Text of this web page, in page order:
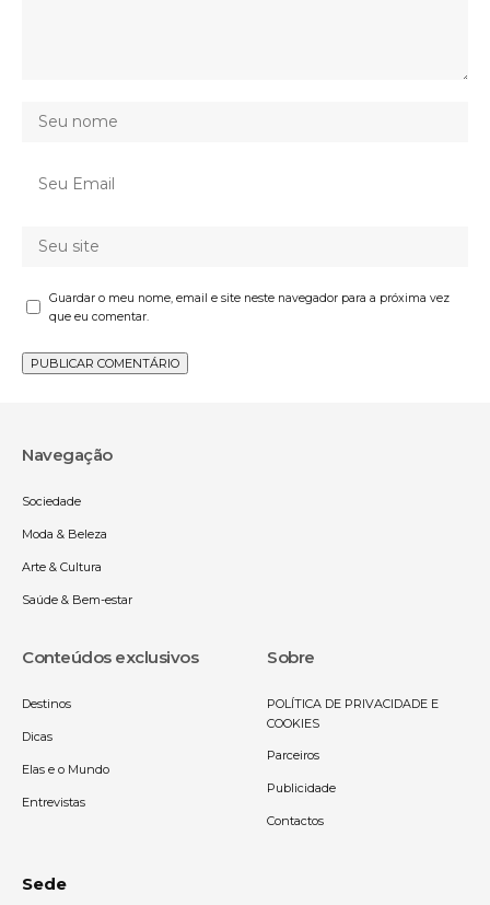
Guardar o meu nome, email e site neste navegador para a próxima vez
que eu comentar.
Navegação
Sociedade
Moda & Beleza
Arte & Cultura
Saúde & Bem-estar
Conteúdos exclusivos
Destinos
Dicas
Elas e o Mundo
Entrevistas
Sobre
POLÍTICA DE PRIVACIDADE E
COOKIES
Parceiros
Publicidade
Contactos
Sede